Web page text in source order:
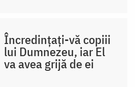
Încredințați-vă copiii
lui Dumnezeu, iar El
va avea grijă de ei